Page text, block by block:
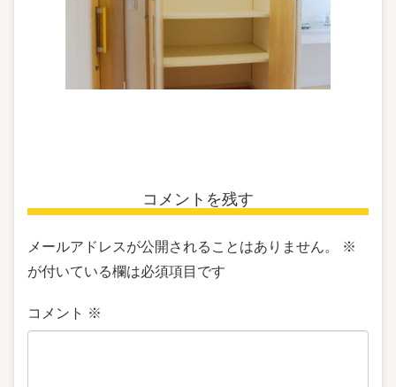
コメントを残す
メールアドレスが公開されることはありません。
※
が付いている欄は必須項目です
コメント ※